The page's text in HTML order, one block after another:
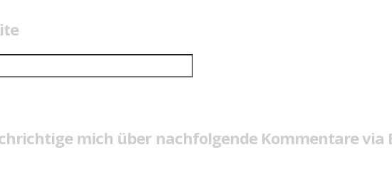
mich über nachfolgende Kommentare via